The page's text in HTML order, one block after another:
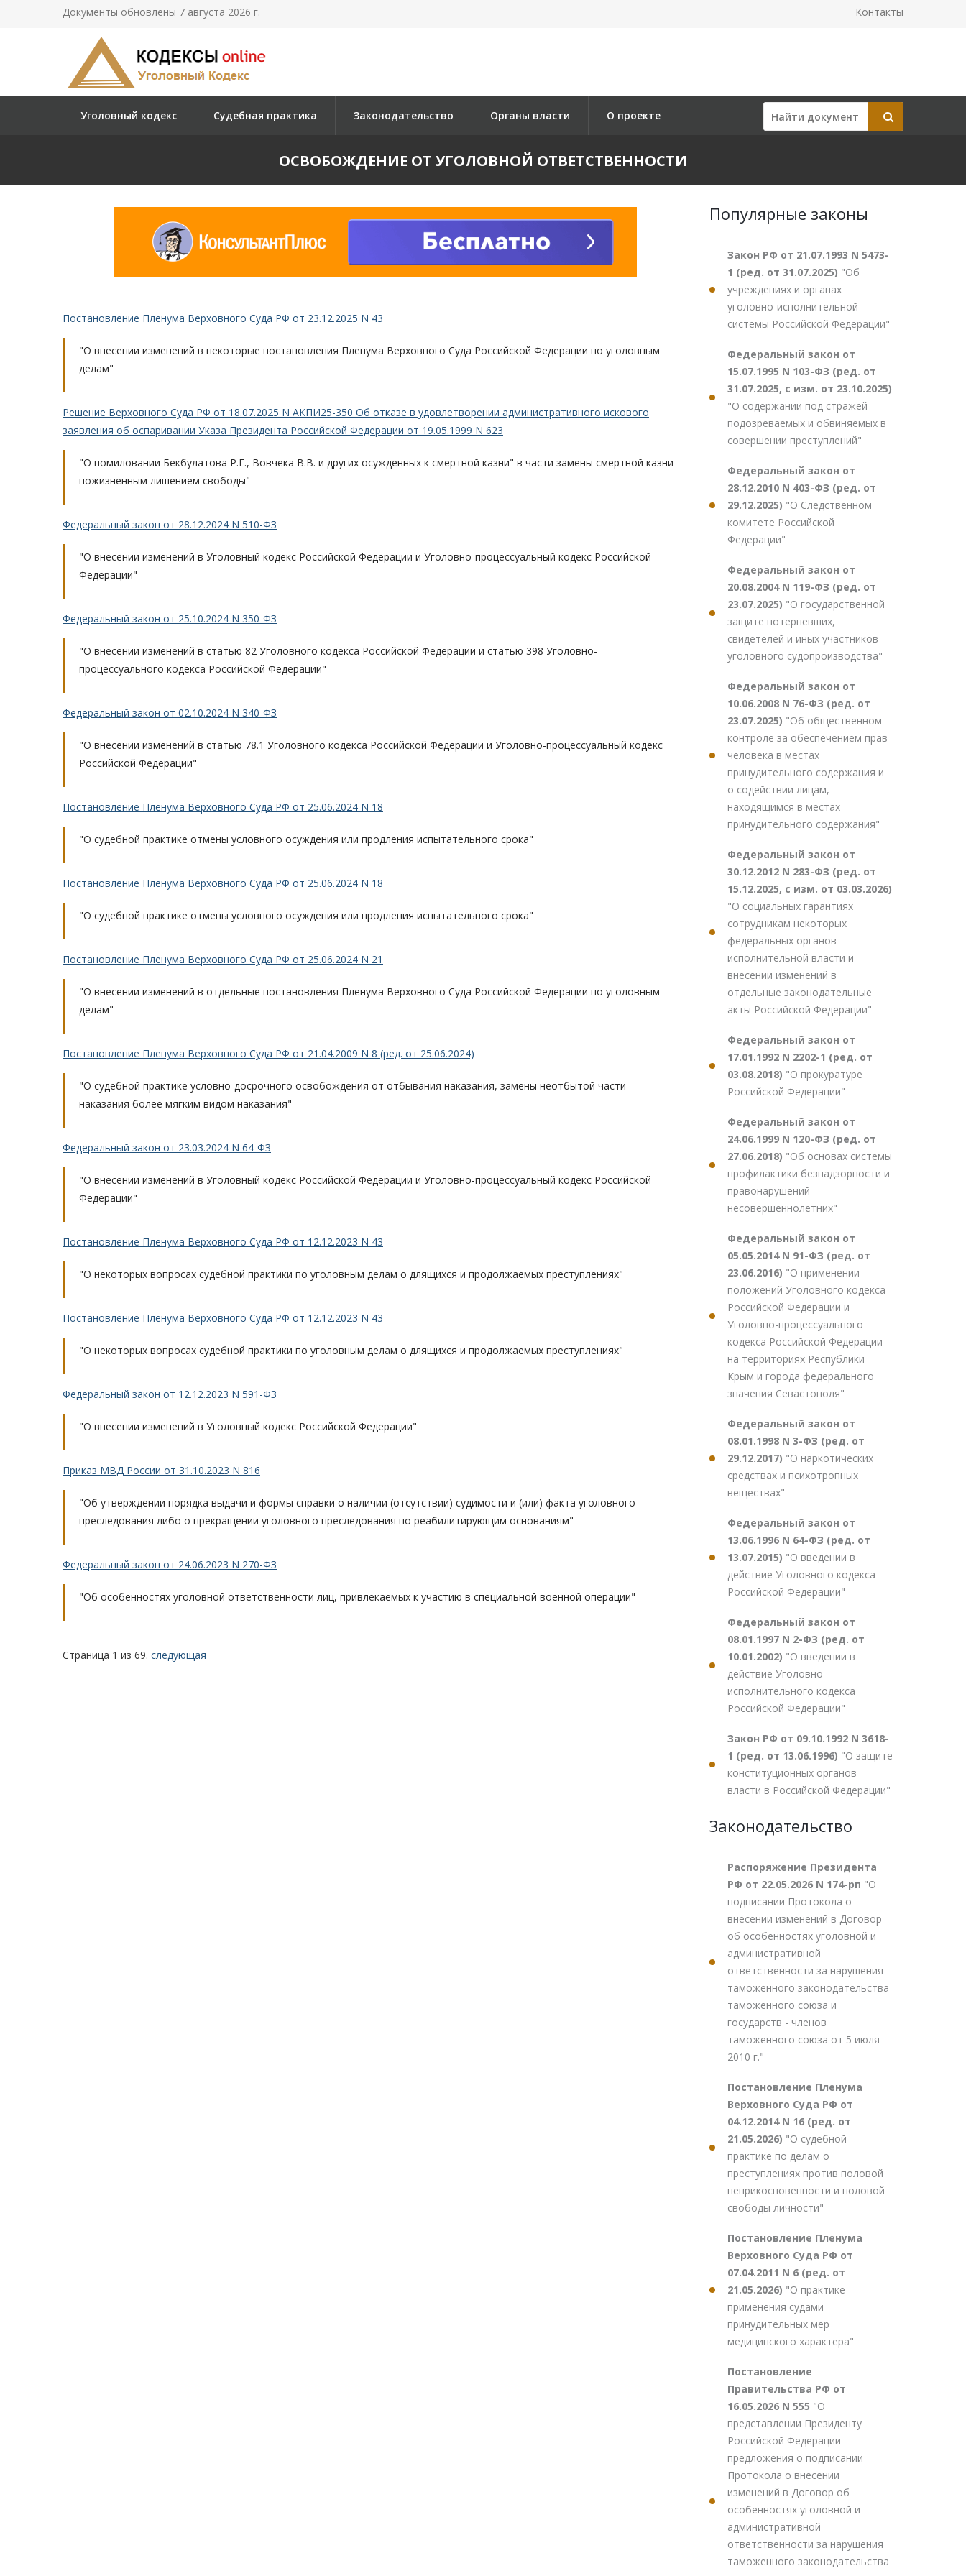
Документы обновлены 7 августа 2026 г. Контакты
Уголовный кодекс Судебная практика Законодательство Органы власти О проекте
ОСВОБОЖДЕНИЕ ОТ УГОЛОВНОЙ ОТВЕТСТВЕННОСТИ
Постановление Пленума Верховного Суда РФ от 23.12.2025 N 43
"О внесении изменений в некоторые постановления Пленума Верховного Суда Российской Федерации по уголовным
делам"
Решение Верховного Суда РФ от 18.07.2025 N АКПИ25-350 Об отказе в удовлетворении административного искового
заявления об оспаривании Указа Президента Российской Федерации от 19.05.1999 N 623
"О помиловании Бекбулатова Р.Г., Вовчека В.В. и других осужденных к смертной казни" в части замены смертной казни
пожизненным лишением свободы"
Федеральный закон от 28.12.2024 N 510-ФЗ
"О внесении изменений в Уголовный кодекс Российской Федерации и Уголовно-процессуальный кодекс Российской
Федерации"
Федеральный закон от 25.10.2024 N 350-ФЗ
"О внесении изменений в статью 82 Уголовного кодекса Российской Федерации и статью 398 Уголовно-
процессуального кодекса Российской Федерации"
Федеральный закон от 02.10.2024 N 340-ФЗ
"О внесении изменений в статью 78.1 Уголовного кодекса Российской Федерации и Уголовно-процессуальный кодекс
Российской Федерации"
Постановление Пленума Верховного Суда РФ от 25.06.2024 N 18
"О судебной практике отмены условного осуждения или продления испытательного срока"
Постановление Пленума Верховного Суда РФ от 25.06.2024 N 18
"О судебной практике отмены условного осуждения или продления испытательного срока"
Постановление Пленума Верховного Суда РФ от 25.06.2024 N 21
"О внесении изменений в отдельные постановления Пленума Верховного Суда Российской Федерации по уголовным
делам"
Постановление Пленума Верховного Суда РФ от 21.04.2009 N 8 (ред. от 25.06.2024)
"О судебной практике условно-досрочного освобождения от отбывания наказания, замены неотбытой части
наказания более мягким видом наказания"
Федеральный закон от 23.03.2024 N 64-ФЗ
"О внесении изменений в Уголовный кодекс Российской Федерации и Уголовно-процессуальный кодекс Российской
Федерации"
Постановление Пленума Верховного Суда РФ от 12.12.2023 N 43
"О некоторых вопросах судебной практики по уголовным делам о длящихся и продолжаемых преступлениях"
Постановление Пленума Верховного Суда РФ от 12.12.2023 N 43
"О некоторых вопросах судебной практики по уголовным делам о длящихся и продолжаемых преступлениях"
Федеральный закон от 12.12.2023 N 591-ФЗ
"О внесении изменений в Уголовный кодекс Российской Федерации"
Приказ МВД России от 31.10.2023 N 816
"Об утверждении порядка выдачи и формы справки о наличии (отсутствии) судимости и (или) факта уголовного
преследования либо о прекращении уголовного преследования по реабилитирующим основаниям"
Федеральный закон от 24.06.2023 N 270-ФЗ
"Об особенностях уголовной ответственности лиц, привлекаемых к участию в специальной военной операции"
Страница 1 из 69. следующая
Популярные законы
Закон РФ от 21.07.1993 N 5473-
1 (ред. от 31.07.2025) "Об
учреждениях и органах
уголовно-исполнительной
системы Российской Федерации"
Федеральный закон от
15.07.1995 N 103-ФЗ (ред. от
31.07.2025, с изм. от 23.10.2025)
"О содержании под стражей
подозреваемых и обвиняемых в
совершении преступлений"
Федеральный закон от
28.12.2010 N 403-ФЗ (ред. от
29.12.2025) "О Следственном
комитете Российской
Федерации"
Федеральный закон от
20.08.2004 N 119-ФЗ (ред. от
23.07.2025) "О государственной
защите потерпевших,
свидетелей и иных участников
уголовного судопроизводства"
Федеральный закон от
10.06.2008 N 76-ФЗ (ред. от
23.07.2025) "Об общественном
контроле за обеспечением прав
человека в местах
принудительного содержания и
о содействии лицам,
находящимся в местах
принудительного содержания"
Федеральный закон от
30.12.2012 N 283-ФЗ (ред. от
15.12.2025, с изм. от 03.03.2026)
"О социальных гарантиях
сотрудникам некоторых
федеральных органов
исполнительной власти и
внесении изменений в
отдельные законодательные
акты Российской Федерации"
Федеральный закон от
17.01.1992 N 2202-1 (ред. от
03.08.2018) "О прокуратуре
Российской Федерации"
Федеральный закон от
24.06.1999 N 120-ФЗ (ред. от
27.06.2018) "Об основах системы
профилактики безнадзорности и
правонарушений
несовершеннолетних"
Федеральный закон от
05.05.2014 N 91-ФЗ (ред. от
23.06.2016) "О применении
положений Уголовного кодекса
Российской Федерации и
Уголовно-процессуального
кодекса Российской Федерации
на территориях Республики
Крым и города федерального
значения Севастополя"
Федеральный закон от
08.01.1998 N 3-ФЗ (ред. от
29.12.2017) "О наркотических
средствах и психотропных
веществах"
Федеральный закон от
13.06.1996 N 64-ФЗ (ред. от
13.07.2015) "О введении в
действие Уголовного кодекса
Российской Федерации"
Федеральный закон от
08.01.1997 N 2-ФЗ (ред. от
10.01.2002) "О введении в
действие Уголовно-
исполнительного кодекса
Российской Федерации"
Закон РФ от 09.10.1992 N 3618-
1 (ред. от 13.06.1996) "О защите
конституционных органов
власти в Российской Федерации"
Законодательство
Распоряжение Президента
РФ от 22.05.2026 N 174-рп "О
подписании Протокола о
внесении изменений в Договор
об особенностях уголовной и
административной
ответственности за нарушения
таможенного законодательства
таможенного союза и
государств - членов
таможенного союза от 5 июля
2010 г."
Постановление Пленума
Верховного Суда РФ от
04.12.2014 N 16 (ред. от
21.05.2026) "О судебной
практике по делам о
преступлениях против половой
неприкосновенности и половой
свободы личности"
Постановление Пленума
Верховного Суда РФ от
07.04.2011 N 6 (ред. от
21.05.2026) "О практике
применения судами
принудительных мер
медицинского характера"
Постановление
Правительства РФ от
16.05.2026 N 555 "О
представлении Президенту
Российской Федерации
предложения о подписании
Протокола о внесении
изменений в Договор об
особенностях уголовной и
административной
ответственности за нарушения
таможенного законодательства